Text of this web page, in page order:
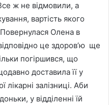
ж не відмовили, а
вартість якого
Олена в
це здоров’ю ще
погіршився, що
доставила її у
лікарні залізниці. Аби
у відділенні їй